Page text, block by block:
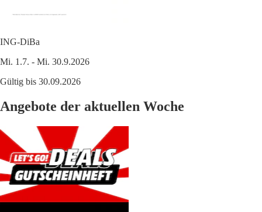
ING-DiBa
Mi. 1.7. - Mi. 30.9.2026
Gültig bis 30.09.2026
Angebote der aktuellen Woche